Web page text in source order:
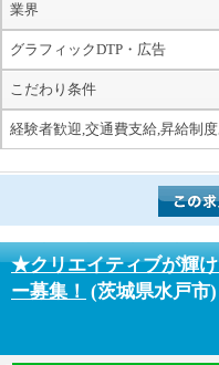
業界
グラフィックDTP・広告
こだわり条件
経験者歓迎,交通費支給,昇給制
★クリエイティブが輝
ー募集！ (茨城県水戸市)